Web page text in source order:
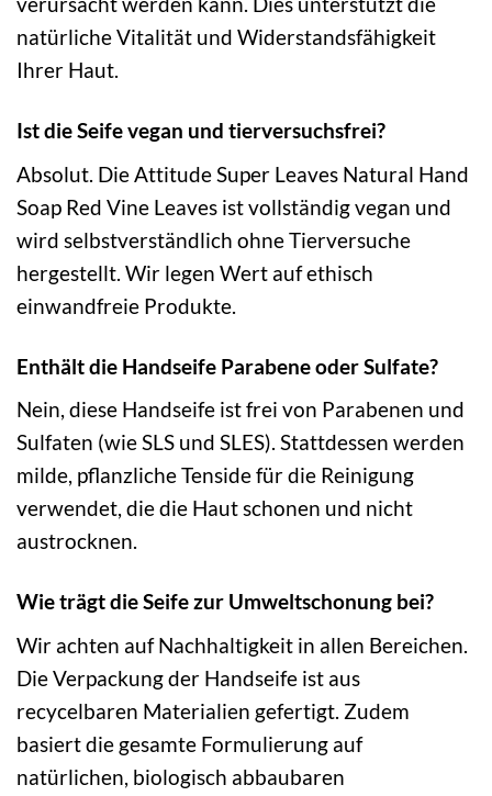
natürliche Vitalität und Widerstandsfähigkeit
Ihrer Haut.
Ist die Seife vegan und tierversuchsfrei?
Absolut. Die Attitude Super Leaves Natural Hand
Soap Red Vine Leaves ist vollständig vegan und
wird selbstverständlich ohne Tierversuche
hergestellt. Wir legen Wert auf ethisch
einwandfreie Produkte.
Enthält die Handseife Parabene oder Sulfate?
Nein, diese Handseife ist frei von Parabenen und
Sulfaten (wie SLS und SLES). Stattdessen werden
milde, pflanzliche Tenside für die Reinigung
verwendet, die die Haut schonen und nicht
austrocknen.
Wie trägt die Seife zur Umweltschonung bei?
Wir achten auf Nachhaltigkeit in allen Bereichen.
Die Verpackung der Handseife ist aus
recycelbaren Materialien gefertigt. Zudem
basiert die gesamte Formulierung auf
natürlichen, biologisch abbaubaren